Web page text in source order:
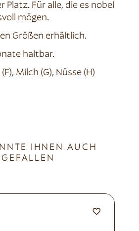
Platz. Für alle, die es nobel
mögen.
Größen erhältlich.
haltbar.
Milch (G), Nüsse (H)
IHNEN AUCH
GEFALLEN